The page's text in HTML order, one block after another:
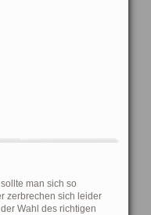
man sich so
zerbrechen sich leider
Wahl des richtigen